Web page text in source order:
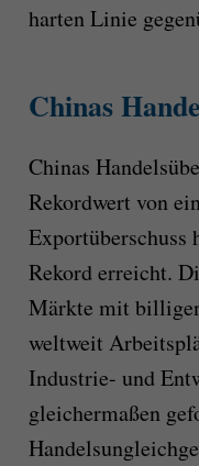
harten Linie
Chinas
Chinas
Rekordwert von
Exportüberschuss
Rekord erreicht.
Märkte mit
weltweit
Industrie- und
gleichermaßen